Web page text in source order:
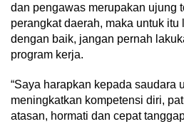
dan pengawas merupakan ujung
perangkat daerah, maka untuk itu
dengan baik, jangan pernah
program kerja.
“Saya harapkan kepada saudara
meningkatkan kompetensi diri,
atasan, hormati dan cepat